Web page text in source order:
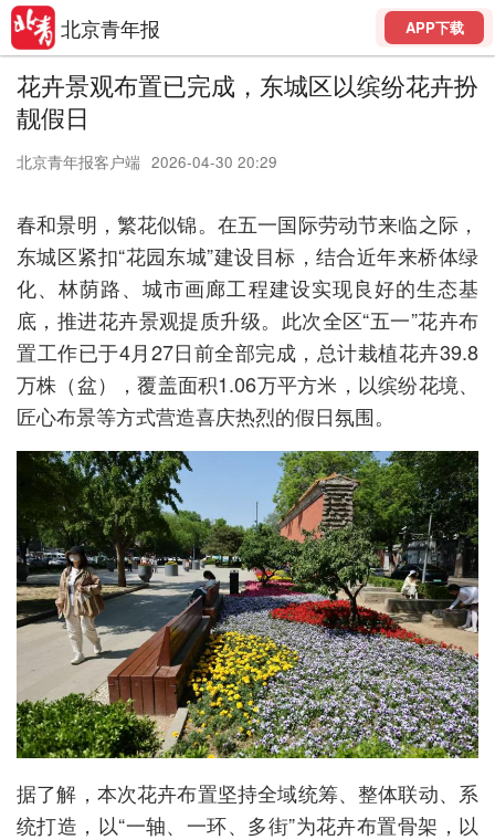
北京青年报 APP下载
花卉景观布置已完成，东城区以缤纷花卉扮
靓假日
北京青年报客户端 2026-04-30 20:29
春和景明，繁花似锦。 在五一国际劳动节来临之际，
东城区紧扣“花园东城”建设目标，结合近年来桥体绿
化、林荫路、城市画廊工程建设实现良好的生态基
底，推进花卉景观提质升级。 此次全区“五一”花卉布
置工作已于4月27日前全部完成，总计栽植花卉39.8
万株（盆），覆盖面积1.06万平方米，以缤纷花境、
匠心布景等方式营造喜庆热烈的假日氛围。
据了解，本次花卉布置坚持全域统筹、整体联动、系
统打造，以“一轴、一环、多街”为花卉布置骨架，以